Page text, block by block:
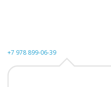
+7 978 899-06-39